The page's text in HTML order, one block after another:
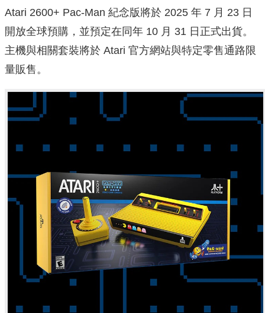
Atari 2600+ Pac‑Man 紀念版將於 2025 年 7 月 23 日
開放全球預購，並預定在同年 10 月 31 日正式出貨。
主機與相關套裝將於 Atari 官方網站與特定零售通路限
量販售。